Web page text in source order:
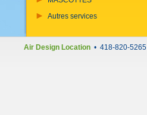
Autres services
Air Design Location • 418-820-5265